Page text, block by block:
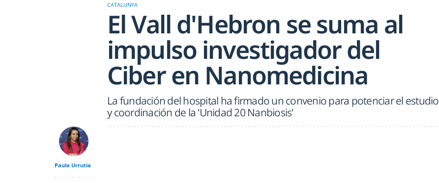
CATALUNYA
El Vall d'Hebron se suma al
impulso investigador del
Ciber en Nanomedicina
La fundación del hospital ha firmado un convenio para potenciar el estudio
y coordinación de la 'Unidad 20 Nanbiosis'
Paula Urrutia